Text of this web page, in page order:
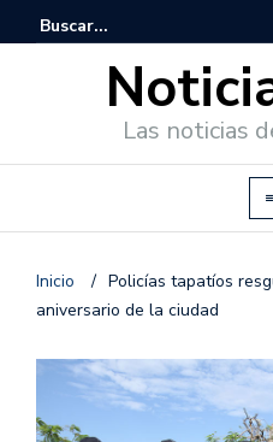
Las noticias
Inicio / Policías tapatíos
aniversario de la ciudad